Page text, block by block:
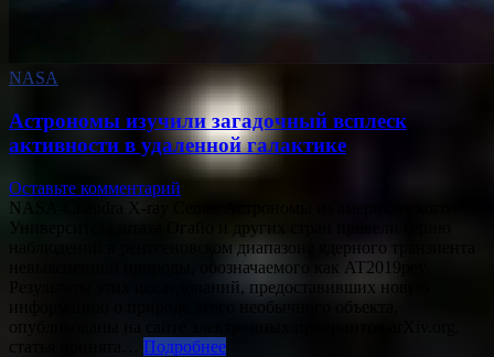
NASA
Астрономы изучили загадочный всплеск
активности в удаленной галактике
Оставьте комментарий
NASA-Chandra X-ray Center Астрономы из американского
Университета штата Огайо и других стран провели серию
наблюдений в рентгеновском диапазоне ядерного транзиента
невыясненной природы, обозначаемого как AT2019pev.
Результаты этих исследований, предоставивших новую
информацию о природе этого необычного объекта,
опубликованы на сайте электронных препринтов arXiv.org,
статья принята… Подробнее